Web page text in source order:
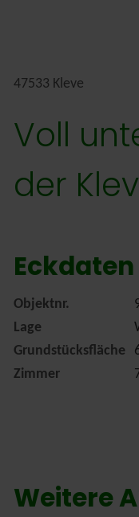
47533 Kleve
Voll
der
Eckdaten
Objektnr.
Lage
Grundstücksfläche
Zimmer
Weitere